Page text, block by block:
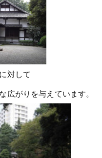
対して
広がりを与えています。